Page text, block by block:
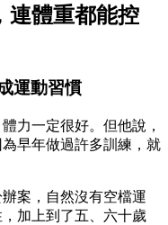
連體重都能控
運動習慣
力一定很好。但他說，
早年做過許多訓練，就
案，自然沒有空檔運
加上到了五、六十歲